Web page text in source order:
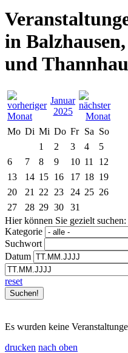
in
und
Januar
2025
Mo Di Mi Do Fr Sa So
1
2 3 4
5
6
7 8 9 10 11
12
13
14 15 16 17 18 19
20
21 22 23 24 25 26
27
28 29 30
31
Hier können Sie gezielt suchen:
Kategorie
Suchwort
Datum
reset
Es wurden keine
drucken nach oben